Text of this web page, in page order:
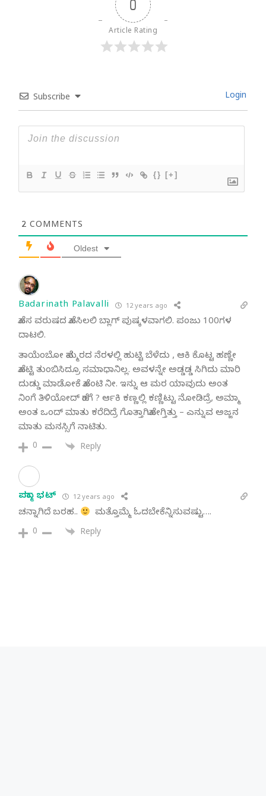
0
Article Rating
Subscribe Login
{} [+]
2 COMMENTS
Oldest
Badarinath Palavalli 12 years ago
ಹೊಸ ವರುಷದ ಹೊಸಿಲಲಿ ಬ್ಲಾಗ್ ಪುಷ್ಕಳವಾಗಲಿ. ಪಂಜು 100ಗಳ
ದಾಟಲಿ.
ತಾಯೆಂಬೋ ಹೆಮ್ಮರದ ನೆರಳಲ್ಲಿ ಹುಟ್ಟಿ ಬೆಳೆದು , ಆಕಿ ಕೊಟ್ಟ ಹಣ್ಣೇ
ಹೊಟ್ಟಿ ತುಂಬಿಸಿದ್ರೂ ಸಮಾಧಾನಿಲ್ಲ. ಅವಳನ್ನೇ ಅಡ್ಡಡ್ಡ ಸಿಗಿದು ಮಾರಿ
ದುಡ್ಡು ಮಾಡೋಕೆ ಹೊಂಟಿ ನೀ. ಇನ್ನು ಆ ಮರ ಯಾವುದು ಅಂತ
ನಿಂಗೆ ತಿಳಿಯೋದ್ ಹೆಂಗೆ ? ರ್ಆಕಿ ಕಣ್ಣಲ್ಲಿ ಕಣ್ಣಿಟ್ಟು ನೋಡಿದ್ರೆ, ಅಮ್ಮಾ
ಅಂತ ಒಂದ್ ಮಾತು ಕರೆದಿದ್ರೆ ಗೊತ್ತಾಗಿಹೋಗ್ತಿತ್ತು – ಎನ್ನುವ ಅಜ್ಜನ
ಮಾತು ಮನಸ್ಸಿಗೆ ನಾಟಿತು.
0 Reply
ಪದ್ಮಾ ಭಟ್ 12 years ago
ಚನ್ನಾಗಿದೆ ಬರಹ.. ಮತ್ತೊಮ್ಮೆ ಓದಬೇಕೆನ್ನಿಸುವಷ್ಟು….
0 Reply